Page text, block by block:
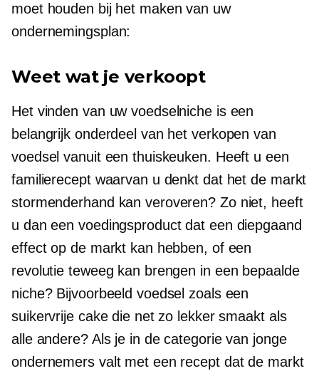
moet houden bij het maken van uw
ondernemingsplan:
Weet wat je verkoopt
Het vinden van uw voedselniche is een
belangrijk onderdeel van het verkopen van
voedsel vanuit een thuiskeuken. Heeft u een
familierecept waarvan u denkt dat het de markt
stormenderhand kan veroveren? Zo niet, heeft
u dan een voedingsproduct dat een diepgaand
effect op de markt kan hebben, of een
revolutie teweeg kan brengen in een bepaalde
niche? Bijvoorbeeld voedsel zoals een
suikervrije cake die net zo lekker smaakt als
alle andere? Als je in de categorie van jonge
ondernemers valt met een recept dat de markt